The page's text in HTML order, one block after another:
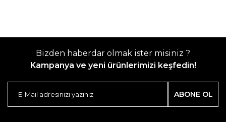
Bizden haberdar olmak ister misiniz ?
Kampanya ve yeni ürünlerimizi keşfedin!
ABONE OL